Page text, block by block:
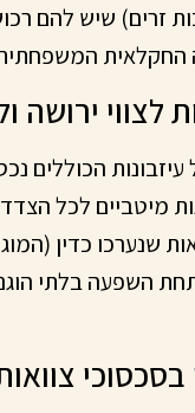
זרים) שיש להם
החקלאית
עיזבונות הכוללים
מיטביים לכל
שנערכו כדין
השפעה בלתי